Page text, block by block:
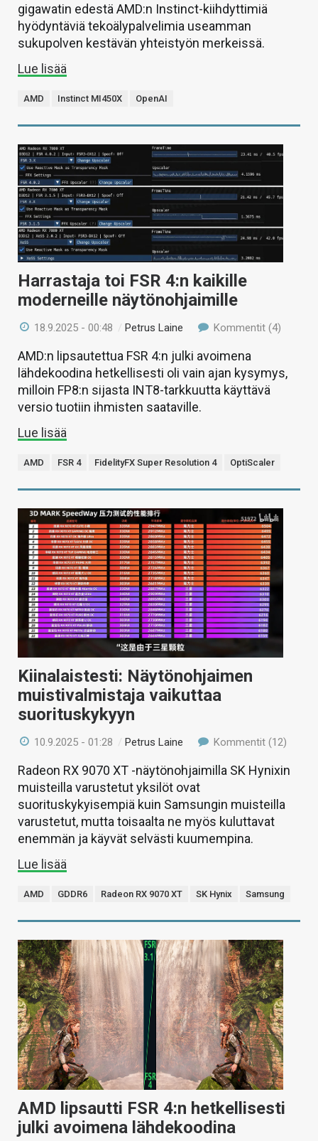
gigawatin edestä AMD:n Instinct-kiihdyttimiä
hyödyntäviä tekoälypalvelimia useamman
sukupolven kestävän yhteistyön merkeissä.
Lue lisää
AMD Instinct MI450X OpenAI
Harrastaja toi FSR 4:n kaikille
moderneille näytönohjaimille
18.9.2025 - 00:48 /Petrus Laine Kommentit (4)
AMD:n lipsautettua FSR 4:n julki avoimena
lähdekoodina hetkellisesti oli vain ajan kysymys,
milloin FP8:n sijasta INT8-tarkkuutta käyttävä
versio tuotiin ihmisten saataville.
Lue lisää
AMD FSR 4 FidelityFX Super Resolution 4 OptiScaler
Kiinalaistesti: Näytönohjaimen
muistivalmistaja vaikuttaa
suorituskykyyn
10.9.2025 - 01:28 / Petrus Laine Kommentit (12)
Radeon RX 9070 XT -näytönohjaimilla SK Hynixin
muisteilla varustetut yksilöt ovat
suorituskykyisempiä kuin Samsungin muisteilla
varustetut, mutta toisaalta ne myös kuluttavat
enemmän ja käyvät selvästi kuumempina.
Lue lisää
AMD GDDR6 Radeon RX 9070 XT SK Hynix Samsung
AMD lipsautti FSR 4:n hetkellisesti
julki avoimena lähdekoodina